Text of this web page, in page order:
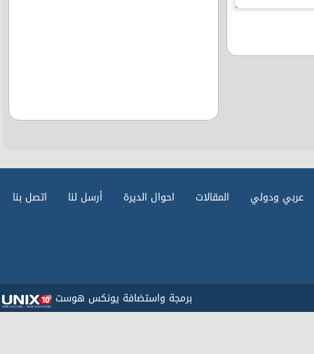
عربي ودولي المقالات احوال الديرة أرسل لنا اتصل بنا
برمجة واستضافة يونكس هوست